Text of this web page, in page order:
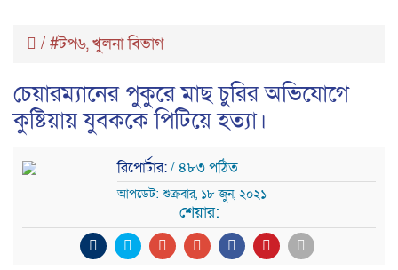
/ #টপ৬,খুলনা বিভাগ
চেয়ারম্যানের পুকুরে মাছ চুরির অভিযোগে
কুষ্টিয়ায় যুবককে পিটিয়ে হত্যা।
রিপোর্টার:/ ৪৮৩ পঠিত
আপডেট: শুক্রবার, ১৮ জুন, ২০২১
শেয়ার: